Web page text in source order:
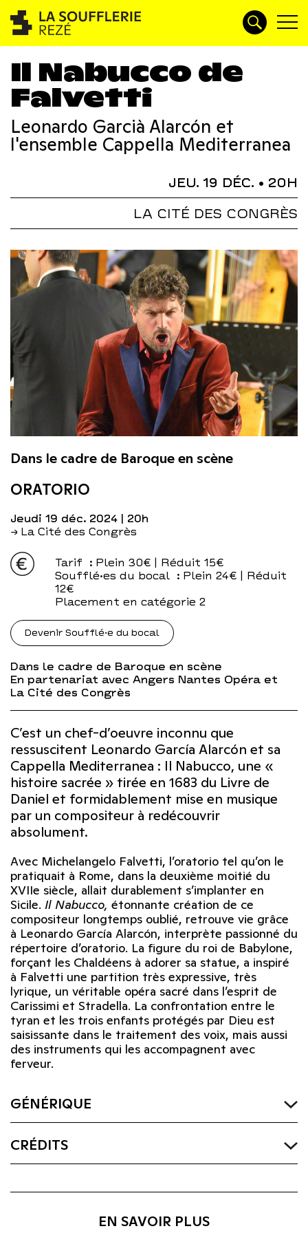
Il Nabucco de
Falvetti
Leonardo Garcià Alarcón et
l'ensemble Cappella Mediterranea
JEU. 19 DÉC. • 20H
LA CITÉ DES CONGRÈS
Dans le cadre de Baroque en scène
ORATORIO
jeudi 19 déc. 2024 | 20h
→ La Cité des Congrès
Tarif
: Plein 30€ | Réduit 15€
Soufflé·es du bocal : Plein 24€ | Réduit
12€
Placement en catégorie 2
Devenir Soufflé·e du bocal
Dans le cadre de Baroque en scène
En partenariat avec Angers Nantes Opéra et
La Cité des Congrès
C’est un chef-d’oeuvre inconnu que
ressuscitent Leonardo García Alarcón et sa
Cappella Mediterranea : Il Nabucco, une «
histoire sacrée » tirée en 1683 du Livre de
Daniel et formidablement mise en musique
par un compositeur à redécouvrir
absolument.
Avec Michelangelo Falvetti, l’oratorio tel qu’on le
pratiquait à Rome, dans la deuxième moitié du
XVIIe siècle, allait durablement s’implanter en
Sicile. Il Nabucco, étonnante création de ce
compositeur longtemps oublié, retrouve vie grâce
à Leonardo García Alarcón, interprète passionné du
répertoire d’oratorio. La figure du roi de Babylone,
forçant les Chaldéens à adorer sa statue, a inspiré
à Falvetti une partition très expressive, très
lyrique, un véritable opéra sacré dans l’esprit de
Carissimi et Stradella. La confrontation entre le
tyran et les trois enfants protégés par Dieu est
saisissante dans le traitement des voix, mais aussi
des instruments qui les accompagnent avec
ferveur.
GÉNÉRIQUE
CRÉDITS
EN SAVOIR PLUS